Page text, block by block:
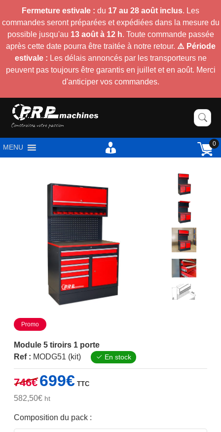
Fermeture estivale : du 17 au 28 août inclus. Les
commandes seront préparées et expédiées dans la mesure du
possible jusqu'au 13 août à 12 h. Toute commande passée
après cette date pourra être traitée à notre retour. ⚠️ Période
estivale : Les délais annoncés par les transporteurs ne
peuvent pas toujours être garantis en juillet et en août. Merci
d'anticiper vos commandes.
MENU 0
Promo
Module 5 tiroirs 1 porte
Ref : MODG51 (kit) En stock
746€
Le
prix
initial
746€.
699€prix
699€.
TTC
582,50€ht
Composition du pack :